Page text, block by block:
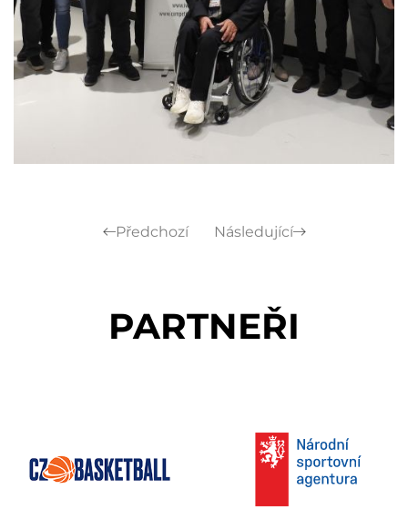
Předchozí Následující
PARTNEŘI